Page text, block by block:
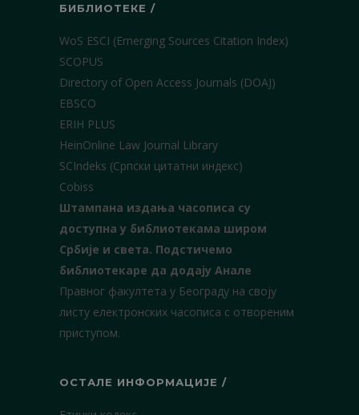
БИБЛИОТЕКЕ /
WoS ESCI (Emerging Sources Citation Index)
SCOPUS
Directory of Open Access Journals (DOAJ)
EBSCO
ERIH PLUS
HeinOnline Law Journal Library
SCIndeks (Српски цитатни индекс)
Cobiss
Штампана издања часописа су
доступна у библиотекама широм
Србије и света. Подстичемо
библиотекаре да додају Анале
Правног факултета у Београду на своју
листу електронских часописа с отвореним
приступом.
ОСТАЛЕ ИНФОРМАЦИЈЕ /